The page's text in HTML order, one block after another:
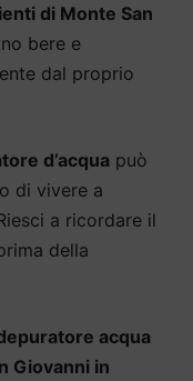
di Monte San
bere e
dal proprio
d’acqua può
di vivere a
a ricordare il
della
acqua
Giovanni in